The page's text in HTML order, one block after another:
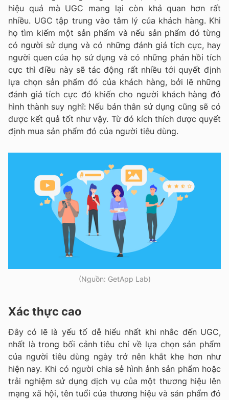
hiệu quả mà UGC mang lại còn khả quan hơn rất
nhiều. UGC tập trung vào tâm lý của khách hàng. Khi
họ tìm kiếm một sản phẩm và nếu sản phẩm đó từng
có người sử dụng và có những đánh giá tích cực, hay
người quen của họ sử dụng và có những phản hồi tích
cực thì điều này sẽ tác động rất nhiều tới quyết định
lựa chọn sản phẩm đó của khách hàng, bởi lẽ những
đánh giá tích cực đó khiến cho người khách hàng đó
hình thành suy nghĩ: Nếu bản thân sử dụng cũng sẽ có
được kết quả tốt như vậy. Từ đó kích thích được quyết
định mua sản phẩm đó của người tiêu dùng.
(Nguồn: GetApp Lab)
Xác thực cao
Đây có lẽ là yếu tố dễ hiểu nhất khi nhắc đến UGC,
nhất là trong bối cảnh tiêu chí về lựa chọn sản phẩm
của người tiêu dùng ngày trở nên khắt khe hơn như
hiện nay. Khi có người chia sẻ hình ảnh sản phẩm hoặc
trải nghiệm sử dụng dịch vụ của một thương hiệu lên
mạng xã hội, tên tuổi của thương hiệu và sản phẩm đó